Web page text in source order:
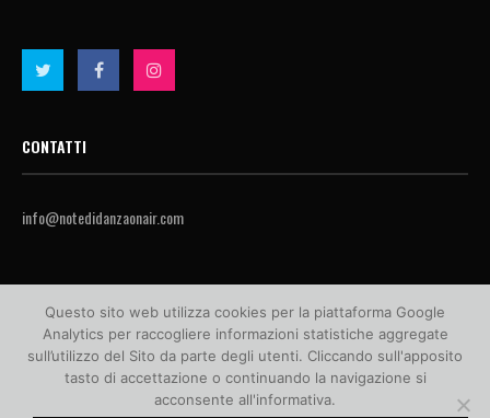
CONTATTI
info@notedidanzaonair.com
Questo sito web utilizza cookies per la piattaforma Google
Analytics per raccogliere informazioni statistiche aggregate
sull’utilizzo del Sito da parte degli utenti. Cliccando sull'apposito
tasto di accettazione o continuando la navigazione si
acconsente all'informativa.